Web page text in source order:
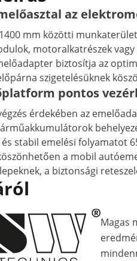
az
mm közötti
motoralkatrészek
biztosítja az
szigetelésüknek
pontos
érdekében az
stabil emelési folyamatot
a mobil
a biztonsági
Magas